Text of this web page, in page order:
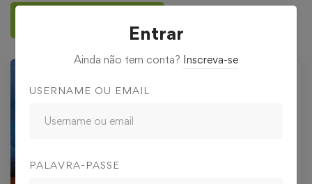
Entrar
Ainda não tem conta? Inscreva-se
USERNAME OU EMAIL
PALAVRA-PASSE